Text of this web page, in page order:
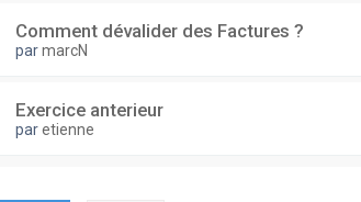
Comment dévalider des Factures ?
parmarcN
Exercice anterieur
paretienne